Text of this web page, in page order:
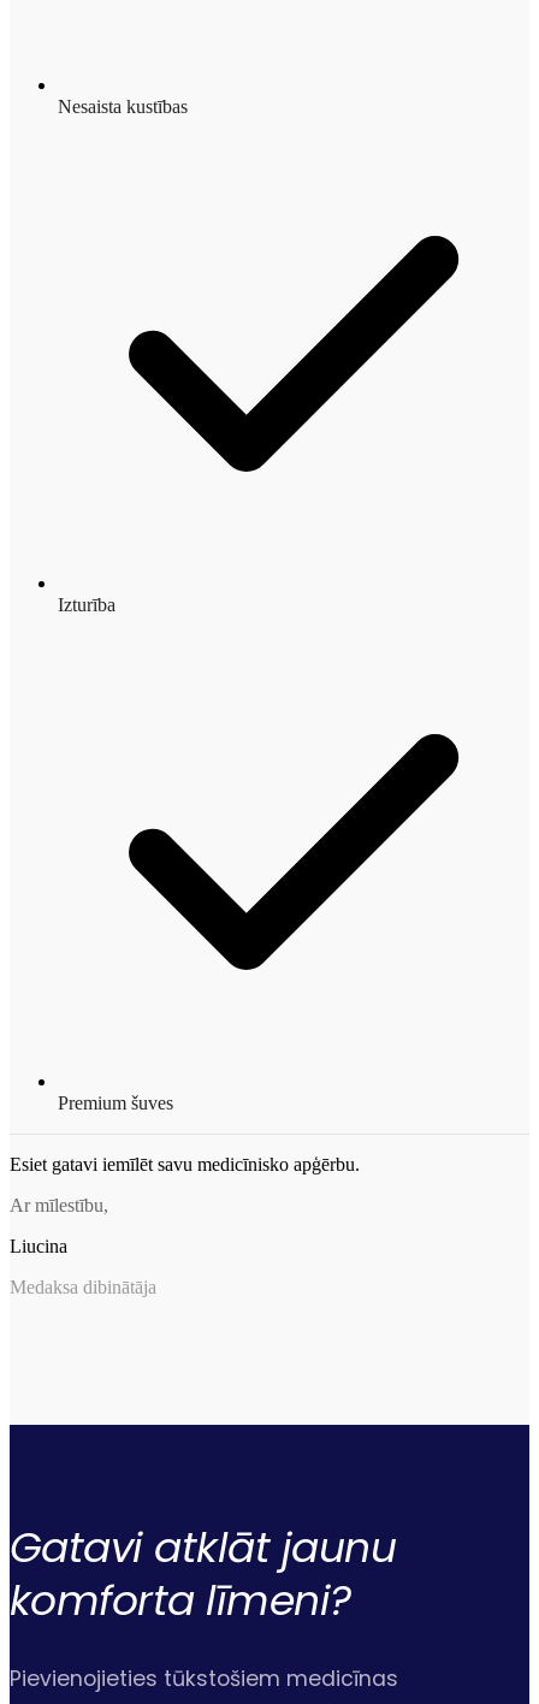
Nesaista kustības
Izturība
Premium šuves
Esiet gatavi iemīlēt savu medicīnisko apģērbu.
Ar mīlestību,
Liucina
Medaksa dibinātāja
Gatavi atklāt jaunu
komfortalīmeni?
Pievienojieties tūkstošiem medicīnas